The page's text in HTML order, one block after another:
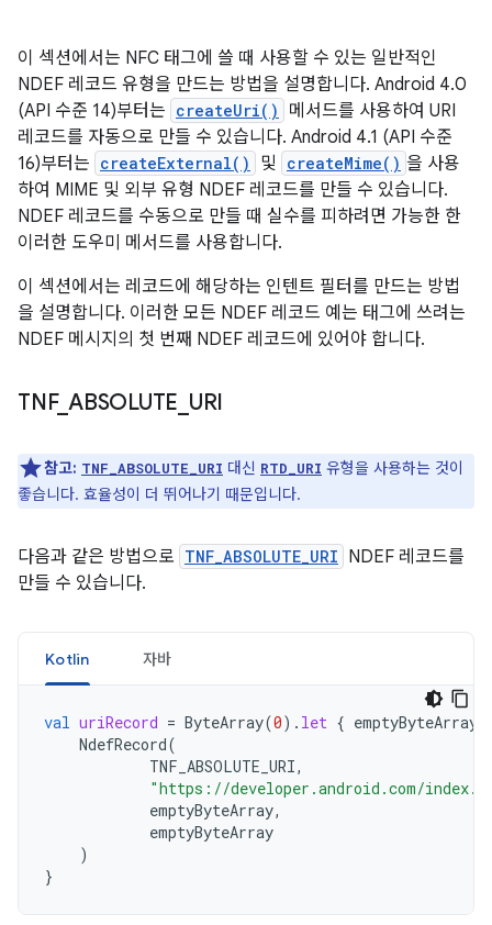
이 섹션에서는 NFC 태그에 쓸 때 사용할 수 있는 일반적인
NDEF 레코드 유형을 만드는 방법을 설명합니다. Android 4.0
(API 수준 14)부터는 createUri()
메서드를 사용하여 URI
레코드를 자동으로 만들 수 있습니다. Android 4.1 (API 수준
16)부터는 createExternal() 및 createMime() 을 사용
하여 MIME 및 외부 유형 NDEF 레코드를 만들 수 있습니다.
NDEF 레코드를 수동으로 만들 때 실수를 피하려면 가능한 한
이러한 도우미 메서드를 사용합니다.
이 섹션에서는 레코드에 해당하는 인텐트 필터를 만드는 방법
을 설명합니다. 이러한 모든 NDEF 레코드 예는 태그에 쓰려는
NDEF 메시지의 첫 번째 NDEF 레코드에 있어야 합니다.
TNF_ ABSOLUTE URI
참고: TNF_ABSOLUTE_URI 대신 RTD_URI 유형을 사용하는 것이
좋습니다. 효율성이 더 뛰어나기 때문입니다.
다음과 같은 방법으로 TNF_ABSOLUTE_URI NDEF 레코드를
만들 수 있습니다.
Kotlin 자바
val uriRecord = ByteArray(0). let { emptyByteArray
NdefRecord(
TNF_ABSOLUTE_URI,
"https://developer.android.com/
emptyByteArray,
emptyByteArray
)
}